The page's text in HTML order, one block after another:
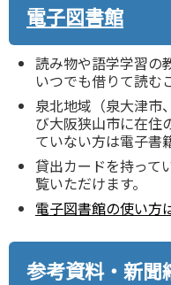
電子図書館
読み物や語学学習の
いつでも借りて読む
泉北地域（泉大津市
び大阪狭山市に在住
ていない方は電子書
貸出カードを持って
覧いただけます。
電子図書館の使い方
参考資料・新聞